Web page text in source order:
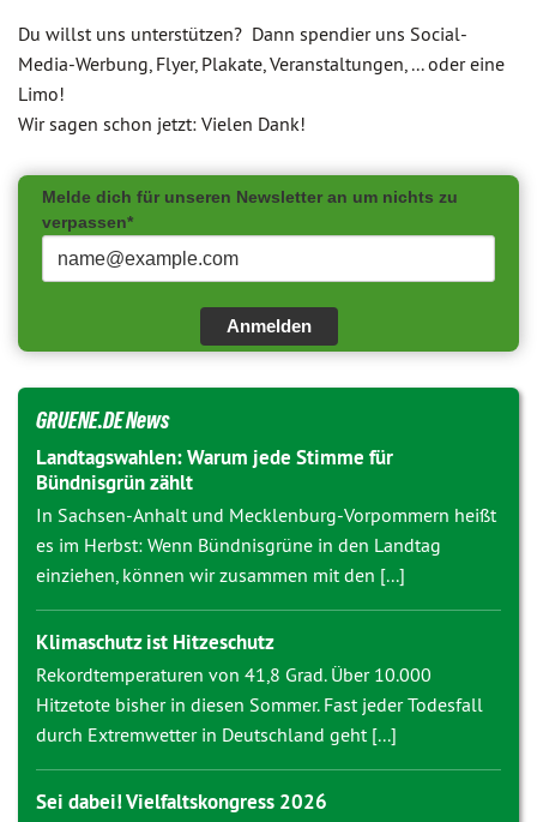
Du willst uns unterstützen? Dann spendier uns Social-
Media-Werbung, Flyer, Plakate, Veranstaltungen, ... oder eine
Limo!
Wir sagen schon jetzt: Vielen Dank!
Melde dich für unseren Newsletter an um nichts zu
verpassen*
Anmelden
GRUENE.DE News
Landtagswahlen: Warum jede Stimme für
Bündnisgrün zählt
In Sachsen-Anhalt und Mecklenburg-Vorpommern heißt
es im Herbst: Wenn Bündnisgrüne in den Landtag
einziehen, können wir zusammen mit den [...]
Klimaschutz ist Hitzeschutz
Rekordtemperaturen von 41,8 Grad. Über 10.000
Hitzetote bisher in diesen Sommer. Fast jeder Todesfall
durch Extremwetter in Deutschland geht [...]
Sei dabei! Vielfaltskongress 2026